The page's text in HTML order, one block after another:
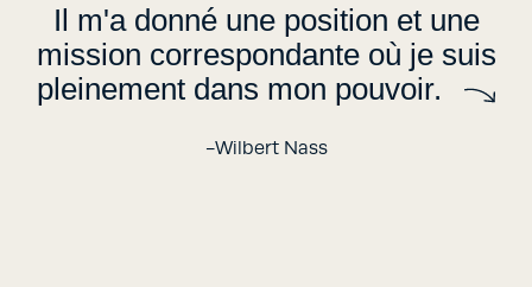
Il m'a donné une position et une
mission correspondante où je suis
pleinement dans mon pouvoir.
-Wilbert Nass